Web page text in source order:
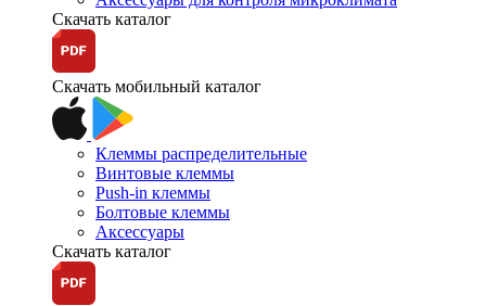
Скачать каталог
Скачать мобильный каталог
Клеммы распределительные
Винтовые клеммы
Push-in клеммы
Болтовые клеммы
Аксессуары
Скачать каталог